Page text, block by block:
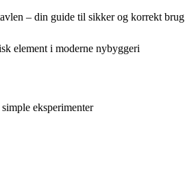
– din guide til sikker og korrekt brug
element i moderne nybyggeri
eksperimenter